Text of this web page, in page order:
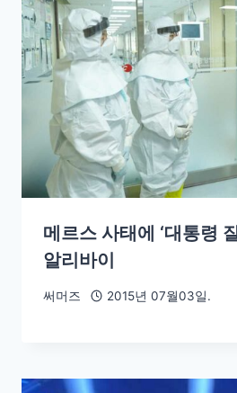
메르스 사태에 ‘대통령
알리바이
써머즈 2015년 07월03일.